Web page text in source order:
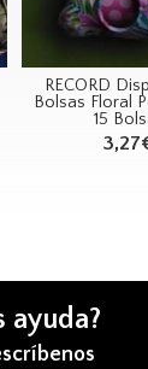
RECORD
Bolsas Floral
15
ayuda?